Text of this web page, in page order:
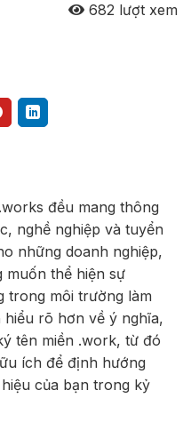
682 lượt xem
đều mang thông
nghề nghiệp và tuyển
những doanh nghiệp,
muốn thể hiện sự
trong môi trường làm
hiểu rõ hơn về ý nghĩa,
tên miền .work, từ đó
ích để định hướng
của bạn trong kỷ